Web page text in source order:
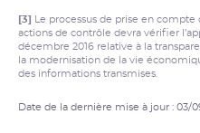
[3]
Le processus de prise en
actions de contrôle devra vérifier
décembre 2016 relative à la
la modernisation de la vie
des informations transmises.
Date de la dernière mise à jour : 03/